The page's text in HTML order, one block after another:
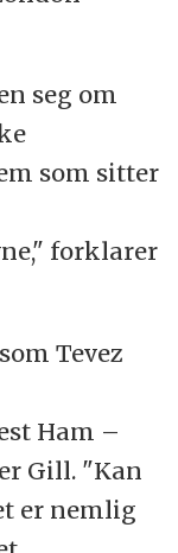
seg om
som sitter
forklarer
Tevez
Ham –
Gill. "Kan
er nemlig